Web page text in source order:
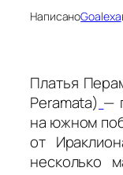
НаписаноGoalexa
Платья
Peramata) —
на южном
от
несколько